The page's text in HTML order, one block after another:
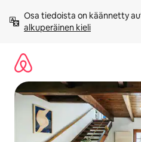
sisältö
väliin
Osa tiedoista on käännetty
alkuperäinen kieli